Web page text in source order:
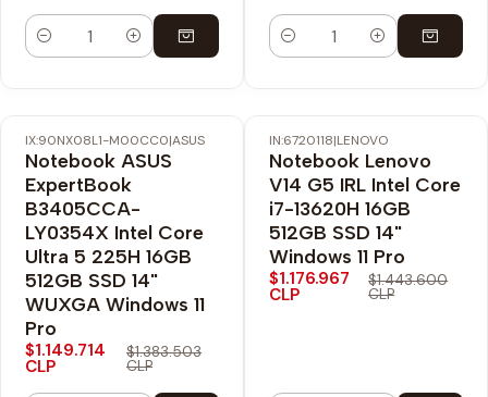
Cantidad Cantidad
-17% OFF
Nuevo
IX:90NX08L1-M00CC0|ASUS
Notebook ASUS
ExpertBook
B3405CCA-
LY0354X Intel Core
Ultra 5 225H 16GB
512GB SSD 14"
WUXGA Windows 11
Pro
$1.149.714
CLP
$1.383.503
CLP
-18% OFF
Envío Gratis
IN:6720118|LENOVO
Notebook Lenovo
V14 G5 IRL Intel Core
i7-13620H 16GB
512GB SSD 14"
Windows 11 Pro
$1.176.967
CLP
$1.443.600
CLP